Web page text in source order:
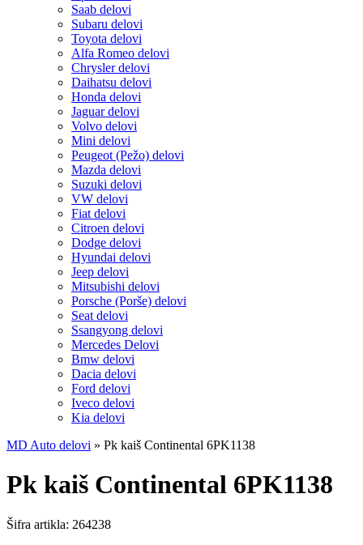
Saab delovi
Subaru delovi
Toyota delovi
Alfa Romeo delovi
Chrysler delovi
Daihatsu delovi
Honda delovi
Jaguar delovi
Volvo delovi
Mini delovi
Peugeot (Pežo) delovi
Mazda delovi
Suzuki delovi
VW delovi
Fiat delovi
Citroen delovi
Dodge delovi
Hyundai delovi
Jeep delovi
Mitsubishi delovi
Porsche (Porše) delovi
Seat delovi
Ssangyong delovi
Mercedes Delovi
Bmw delovi
Dacia delovi
Ford delovi
Iveco delovi
Kia delovi
MD Auto delovi » Pk kaiš Continental 6PK1138
Pk kaiš Continental 6PK1138
Šifra artikla: 264238